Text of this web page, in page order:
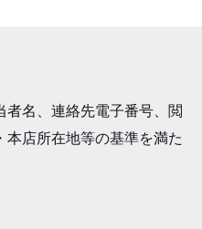
名、連絡先電子番号、閲
店所在地等の基準を満た